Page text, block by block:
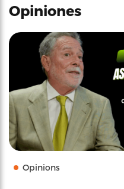
Opiniones
Opinions